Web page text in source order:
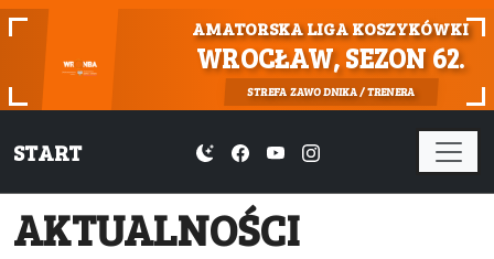
AMATORSKA LIGA KOSZYKÓWKI
WROCŁAW, SEZON 62.
STREFA ZAWODNIKA / TRENERA
START
AKTUALNOŚCI